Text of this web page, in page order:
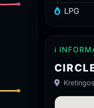
LPG
ℹ️